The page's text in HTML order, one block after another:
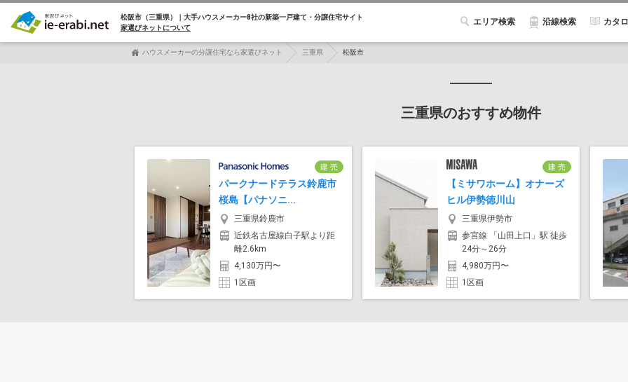
松阪市（三重県）｜大手ハウスメーカー8社の新築一戸建て・分譲住宅サイト
家選びネットについて
エリア検索 沿線検索 カタ
ハウスメーカーの分譲住宅なら家選びネット 三重県 松阪市
三重県のおすすめ物件
建 売
パークナードテラス鈴鹿市
桜島【パナソニ...
三重県鈴鹿市
近鉄名古屋線白子駅より距
離2.6km
4,130万円〜
1区画
建 売
【ミサワホーム】オナーズ
ヒル伊勢徳川山
三重県伊勢市
参宮線 「山田上口」駅 徒歩
24分～26分
4,980万円〜
1区画